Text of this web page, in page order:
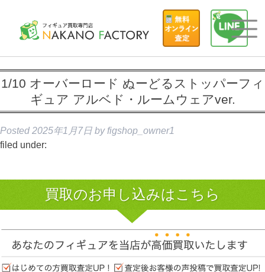
1/10 オーバーロード ぬーどるストッパーフィ
ギュア アルベド・ルームウェアver.
Posted 2025年1月7日 by figshop_owner1
filed under:
買取のお申し込みはこちら